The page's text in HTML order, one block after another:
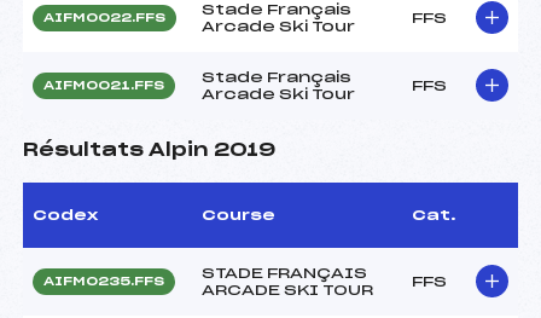
AIFM0022.FFS
Stade Français
Arcade Ski Tour
FFS
AIFM0021.FFS
Stade Français
Arcade Ski Tour
FFS
Résultats Alpin 2019
Codex Course Cat.
AIFM0235.FFS
STADE FRANÇAIS
ARCADE SKI TOUR
FFS